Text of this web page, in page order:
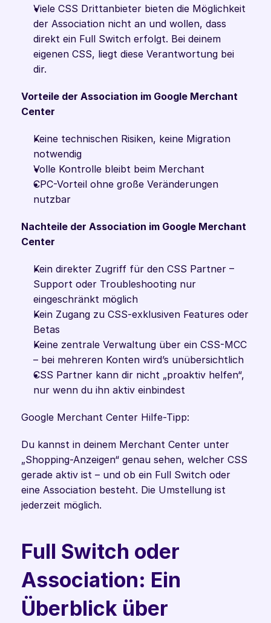
Viele CSS Drittanbieter bieten die Möglichkeit
der Association nicht an und wollen, dass
direkt ein Full Switch erfolgt. Bei deinem
eigenen CSS, liegt diese Verantwortung bei
dir.
Vorteile der Association im Google Merchant
Center
Keine technischen Risiken, keine Migration
notwendig
Volle Kontrolle bleibt beim Merchant
CPC-Vorteil ohne große Veränderungen
nutzbar
Nachteile der Association im Google Merchant
Center
Kein direkter Zugriff für den CSS Partner –
Support oder Troubleshooting nur
eingeschränkt möglich
Kein Zugang zu CSS-exklusiven Features oder
Betas
Keine zentrale Verwaltung über ein CSS-MCC
– bei mehreren Konten wird’s unübersichtlich
CSS Partner kann dir nicht „proaktiv helfen“,
nur wenn du ihn aktiv einbindest
Google Merchant Center Hilfe-Tipp:
Du kannst in deinem Merchant Center unter
„Shopping-Anzeigen“ genau sehen, welcher CSS
gerade aktiv ist – und ob ein Full Switch oder
eine Association besteht. Die Umstellung ist
jederzeit möglich.
Full Switch oder
Association: Ein
Überblick über